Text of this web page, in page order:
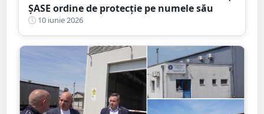
ȘASE ordine de protecție pe numele său
10 iunie 2026